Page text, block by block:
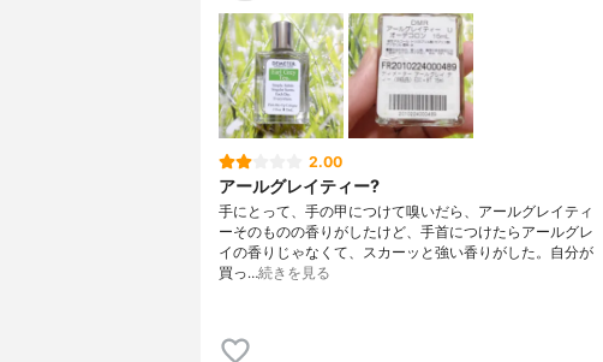
2.00
アールグレイティー?
手にとって、手の甲につけて嗅いだら、アールグレイティ
ーそのものの香りがしたけど、手首につけたらアールグレ
イの香りじゃなくて、スカーッと強い香りがした。自分が
買っ…続きを見る